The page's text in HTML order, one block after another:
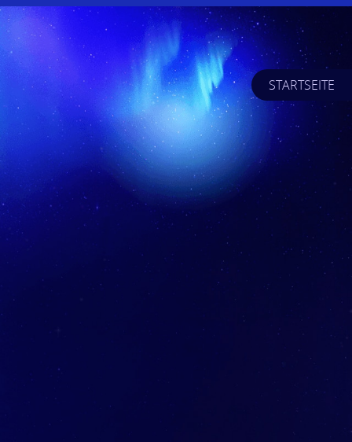
STARTSEITE